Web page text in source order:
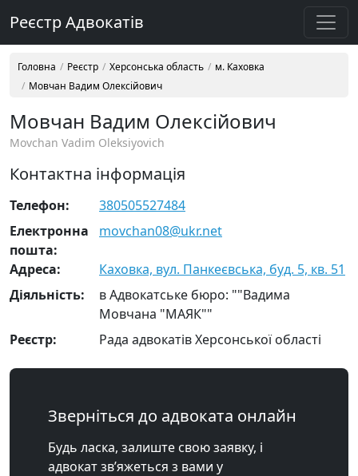
Реєстр Адвокатів
Головна Реєстр Херсонська область
м. Каховка
Мовчан Вадим Олексійович
Мовчан Вадим Олексійович
Movchan Vadim Oleksiyovich
Контактна інформація
Телефон:
380505527484
Електронна
пошта:
movchan08@ukr.net
Адреса:
Каховка, вул. Панкеєвська, буд. 5, кв. 51
Діяльність:
в Адвокатське бюро: ""Вадима
Мовчана "МАЯК""
Реєстр:
Рада адвокатів Херсонської області
Зверніться до адвоката онлайн
Будь ласка, залиште свою заявку, і
адвокат зв’яжеться з вами у